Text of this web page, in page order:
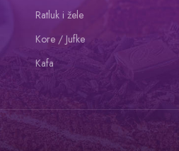
Ratluk i žele
Kore / Jufke
Kafa